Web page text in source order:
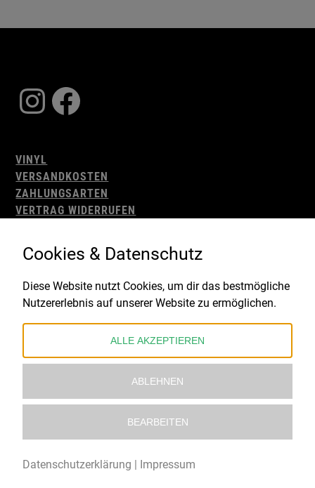
Instagram
Facebook
VINYL
VERSANDKOSTEN
ZAHLUNGSARTEN
VERTRAG WIDERRUFEN
WIDERRUFSBELEHRUNG
IMPRESSUM
Gefördert durch:
Cookies & Datenschutz
Diese Website nutzt Cookies, um dir das bestmögliche
Nutzererlebnis auf unserer Website zu ermöglichen.
ALLE AKZEPTIEREN
ABLEHNEN
BEARBEITEN
Datenschutzerklärung | Impressum